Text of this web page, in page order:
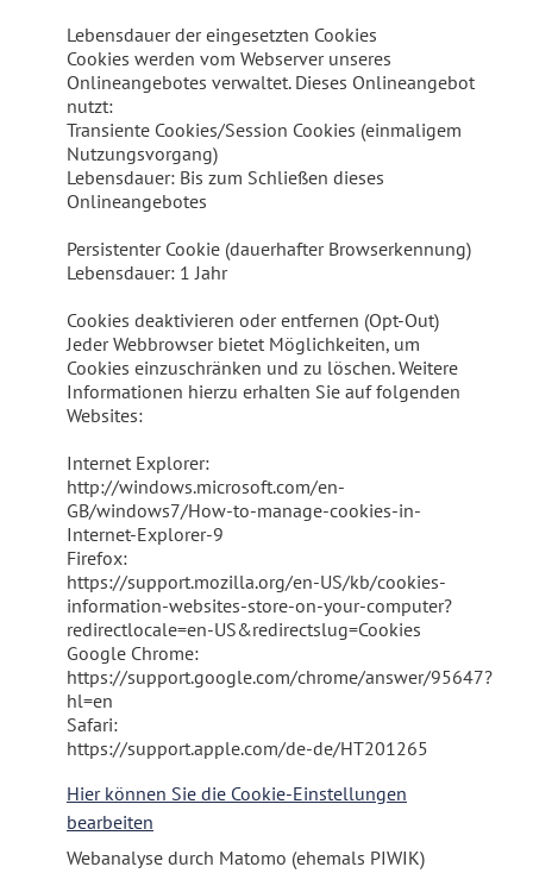
Lebensdauer der eingesetzten Cookies
Cookies werden vom Webserver unseres
Onlineangebotes verwaltet. Dieses Onlineangebot
nutzt:
Transiente Cookies/Session Cookies (einmaligem
Nutzungsvorgang)
Lebensdauer: Bis zum Schließen dieses
Onlineangebotes
Persistenter Cookie (dauerhafter Browserkennung)
Lebensdauer: 1 Jahr
Cookies deaktivieren oder entfernen (Opt-Out)
Jeder Webbrowser bietet Möglichkeiten, um
Cookies einzuschränken und zu löschen. Weitere
Informationen hierzu erhalten Sie auf folgenden
Websites:
Internet Explorer:
http://windows.microsoft.com/en-
GB/windows7/How-to-manage-cookies-in-
Internet-Explorer-9
Firefox:
https://support.mozilla.org/en-US/kb/cookies-
information-websites-store-on-your-computer?
redirectlocale=en-US&redirectslug=Cookies
Google Chrome:
https://support.google.com/chrome/answer/95647?
hl=en
Safari:
https://support.apple.com/de-de/HT201265
Hier können Sie die Cookie-Einstellungen
bearbeiten
Webanalyse durch Matomo (ehemals PIWIK)